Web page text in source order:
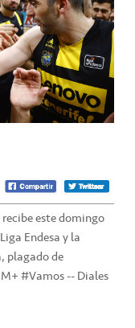
recibe este domingo
Endesa y la
plagado de
#Vamos -- Diales